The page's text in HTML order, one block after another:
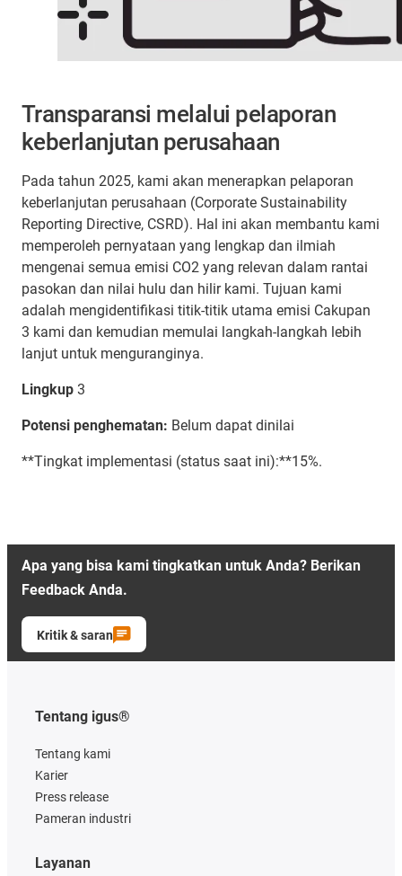
Transparansi melalui pelaporan
keberlanjutan perusahaan
Pada tahun 2025, kami akan menerapkan pelaporan
keberlanjutan perusahaan (Corporate Sustainability
Reporting Directive, CSRD). Hal ini akan membantu kami
memperoleh pernyataan yang lengkap dan ilmiah
mengenai semua emisi CO2 yang relevan dalam rantai
pasokan dan nilai hulu dan hilir kami. Tujuan kami
adalah mengidentifikasi titik-titik utama emisi Cakupan
3 kami dan kemudian memulai langkah-langkah lebih
lanjut untuk menguranginya.
Lingkup 3
Potensi penghematan: Belum dapat dinilai
**Tingkat implementasi (status saat ini):**15%.
Apa yang bisa kami tingkatkan untuk Anda? Berikan
Feedback Anda.
Kritik & saran
Tentang igus®
Tentang kami
Karier
Press release
Pameran industri
Layanan